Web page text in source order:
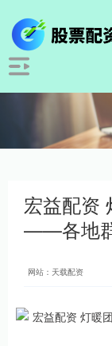
宏益配资
——各地
网站：天载配资